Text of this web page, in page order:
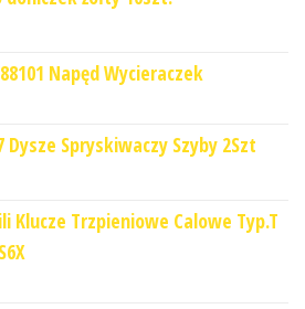
Napęd Wycieraczek
Dysze Spryskiwaczy Szyby 2Szt
Klucze Trzpieniowe Calowe Typ.T